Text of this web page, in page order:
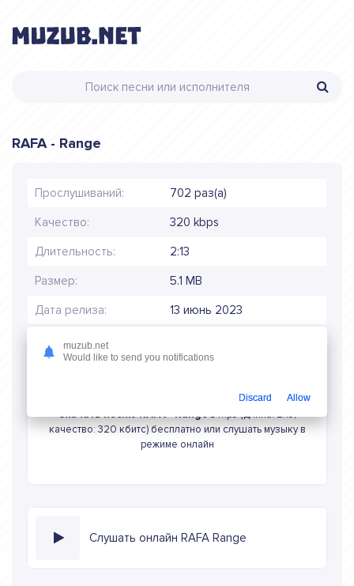
RAFA - Range
Прослушиваний: 702 раз(а)
Качество: 320 kbps
Длительность: 2:13
Размер: 5.1 MB
Дата релиза: 13 июнь 2023
Скачать песню RAFA - Rangeв mp3 (длина: 2:13,
качество: 320 кбитс) бесплатно или слушать музыку в
режиме онлайн
Слушать онлайн RAFA Range
muzub.net
Would like to send you notifications
Discard Allow